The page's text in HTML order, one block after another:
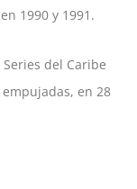
1990 y 1991.
del Caribe
en 28